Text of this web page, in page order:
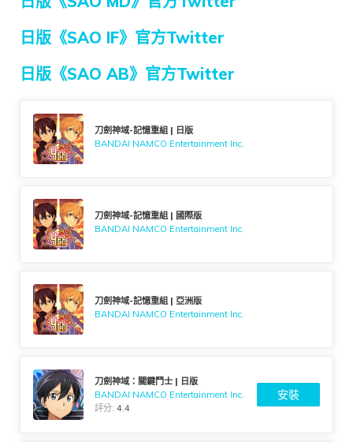
日版《SAO IF》官方Twitter
日版《SAO AB》官方Twitter
刀劍神域-記憶重組 | 日版
BANDAI NAMCO Entertainment Inc.
刀劍神域-記憶重組 | 國際版
BANDAI NAMCO Entertainment Inc.
刀劍神域-記憶重組 | 亞洲版
BANDAI NAMCO Entertainment Inc.
刀劍神域：關鍵鬥士 | 日版
BANDAI NAMCO Entertainment Inc.
評分:4.4
安裝